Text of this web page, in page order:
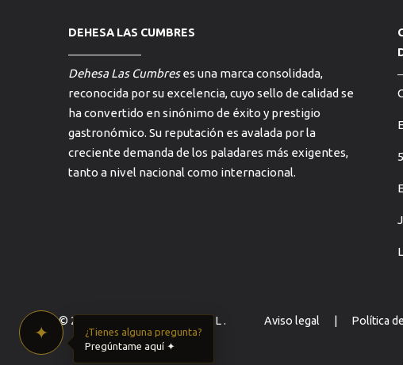
DEHESA LAS CUMBRES
Dehesa Las Cumbreses una marca consolidada,
reconocida por su excelencia, cuyo sello de calidad se
ha convertido en sinónimo de éxito y prestigio
gastronómico. Su reputación es avalada por la
creciente demanda de los paladares más exigentes,
tanto a nivel nacional como internacional.
© 2026 Dehesa Las Cumbres S.L . Aviso legal Política
¿Tienes alguna pregunta?
Pregúntame aquí ✦
✦